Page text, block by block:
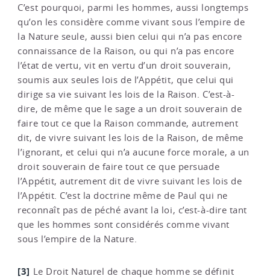
C’est pourquoi, parmi les hommes, aussi longtemps
qu’on les considère comme vivant sous l’empire de
la Nature seule, aussi bien celui qui n’a pas encore
connaissance de la Raison, ou qui n’a pas encore
l’état de vertu, vit en vertu d’un droit souverain,
soumis aux seules lois de l’Appétit, que celui qui
dirige sa vie suivant les lois de la Raison. C’est-à-
dire, de même que le sage a un droit souverain de
faire tout ce que la Raison commande, autrement
dit, de vivre suivant les lois de la Raison, de même
l’ignorant, et celui qui n’a aucune force morale, a un
droit souverain de faire tout ce que persuade
l’Appétit, autrement dit de vivre suivant les lois de
l’Appétit. C’est la doctrine même de Paul qui ne
reconnaît pas de péché avant la loi, c’est-à-dire tant
que les hommes sont considérés comme vivant
sous l’empire de la Nature.
[3] Le Droit Naturel de chaque homme se définit